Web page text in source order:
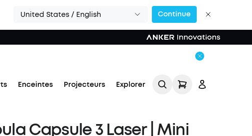
United States / English Continue
Enceintes Projecteurs Explorer
Capsule 3 Laser | Mini